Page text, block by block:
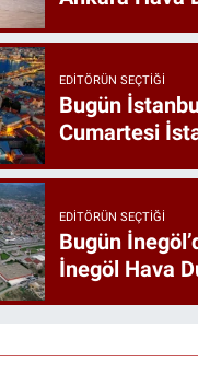
EDITÖRÜN SEÇTIĞI
Bugün
Cumartesi
EDITÖRÜN SEÇTIĞI
Bugün
İnegöl Hava